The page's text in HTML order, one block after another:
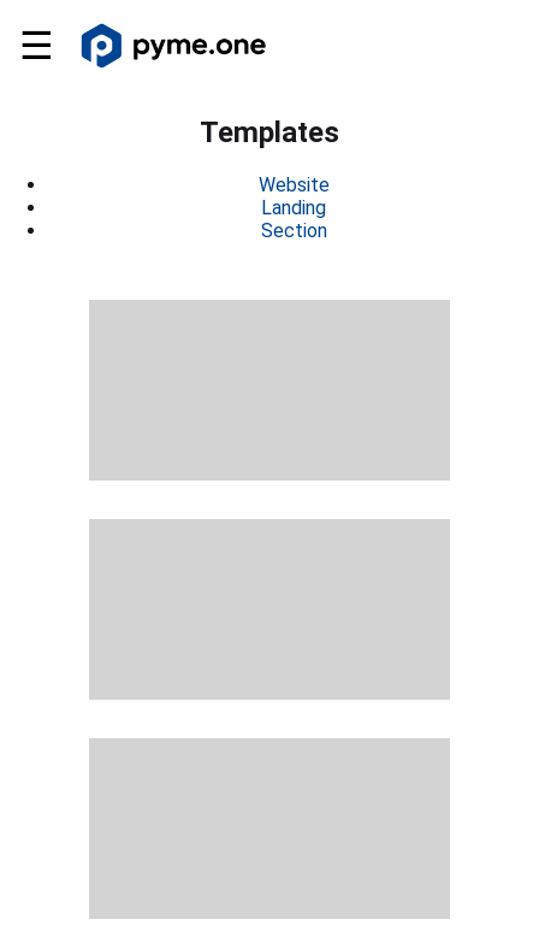
☰
Templates
Website
Landing
Section